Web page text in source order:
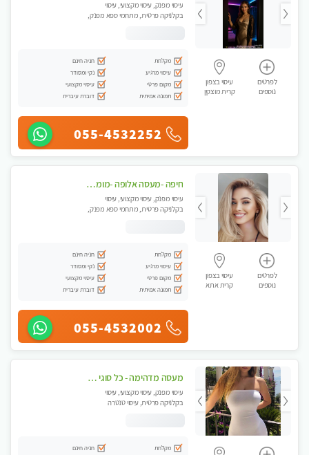
לפרטים
נוספים
עיסוי בצפון
קרית מוצקין
עיסוי מפנק, עיסוי מקצועי, עיסוי
בקלניקה פרטית, מתחמי ספא מפנק,
מקלחת
חניה חינם
עיסוי מרגיע
נקי ומסודר
מקום פרטי
עיסוי מקצועי
תמונה אמיתית
דוברת עיברית
055-4532252
לפרטים
נוספים
עיסוי בצפון
קרית אתא
חיפה -מעסה אלופה -מומלץ לחלוטין!! כל סוגי העיסויים מעסה מקצועית ואיכותית פרטי!! highly recommended..new in the city- ללא מין !
עיסוי מפנק, עיסוי מקצועי, עיסוי
בקלניקה פרטית, מתחמי ספא מפנק,
מקלחת
חניה חינם
עיסוי מרגיע
נקי ומסודר
מקום פרטי
עיסוי מקצועי
תמונה אמיתית
דוברת עיברית
055-4532002
מעסה מדהימה - כל סוגי העיסויים מעסה מקצועית ואיכותית פרטי!!!חוויה בלתי נשכחת!
עיסוי מפנק, עיסוי מקצועי, עיסוי
בקלניקה פרטית, עיסוי טנטרה
מקלחת
חניה חינם